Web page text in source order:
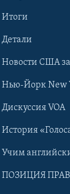
Итоги
Детали
Новости США
Нью-Йорк New
Дискуссия VOA
История
Учим
ПОЗИЦИЯ